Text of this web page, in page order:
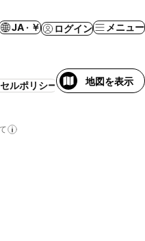
JA · ￥ ログイン メニュー
ルポリシー WiFi 事前払い不要
地図を表示